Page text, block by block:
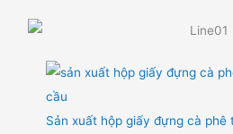
Sản xuất hộp giấy đựng cà phê